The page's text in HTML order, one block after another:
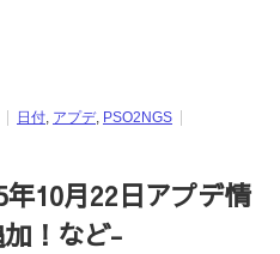
日付, アプデ, PSO2NGS
年10月22日アプデ情
！など-